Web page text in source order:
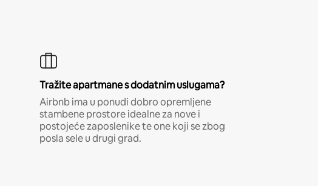
Tražite apartmane s dodatnim uslugama?
Airbnb ima u ponudi dobro opremljene
stambene prostore idealne za nove i
postojeće zaposlenike te one koji se zbog
posla sele u drugi grad.